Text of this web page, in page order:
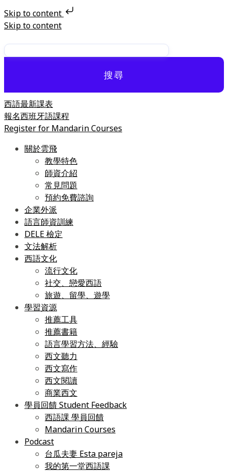
Skip to content
Skip to content
搜尋
西語最新課表
報名西班牙語課程
Register for Mandarin Courses
關於雲飛
教學特色
師資介紹
常見問題
預約免費諮詢
企業外派
語言師資訓練
DELE 檢定
文法解析
西語文化
流行文化
社交、戀愛西語
旅遊、留學、遊學
學習資源
推薦工具
推薦書籍
語言學習方法、經驗
西文聽力
西文寫作
西文閱讀
商業西文
學員回饋 Student Feedback
西語課 學員回饋
Mandarin Courses
Podcast
台瓜夫妻 Esta pareja
我的第一堂西語課